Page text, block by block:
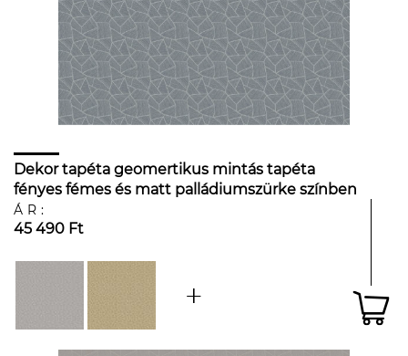
Dekor tapéta geomertikus mintás tapéta
fényes fémes és matt palládiumszürke színben
ÁR:
45 490 Ft